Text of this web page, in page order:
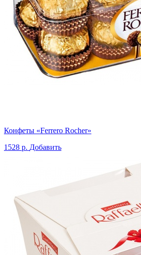
Конфеты «Ferrero Rocher»
1528 р. Добавить